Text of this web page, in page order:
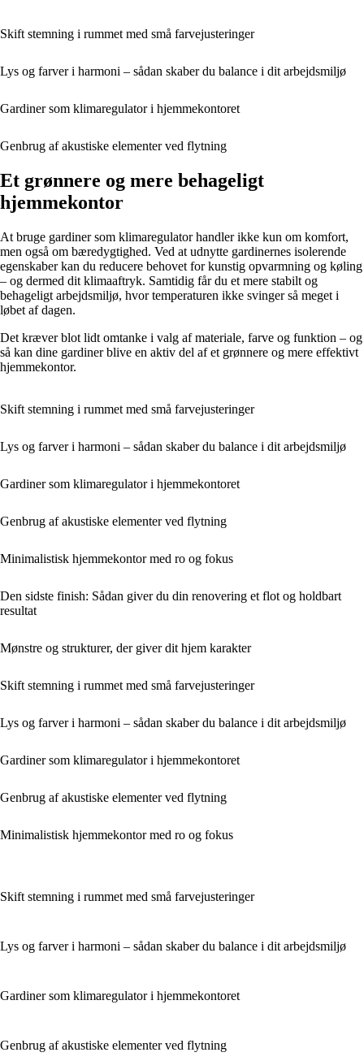
Skift stemning i rummet med små farvejusteringer
Lys og farver i harmoni – sådan skaber du balance i dit arbejdsmiljø
Gardiner som klimaregulator i hjemmekontoret
Genbrug af akustiske elementer ved flytning
Et grønnere og mere behageligt
hjemmekontor
At bruge gardiner som klimaregulator handler ikke kun om komfort,
men også om bæredygtighed. Ved at udnytte gardinernes isolerende
egenskaber kan du reducere behovet for kunstig opvarmning og køling
– og dermed dit klimaaftryk. Samtidig får du et mere stabilt og
behageligt arbejdsmiljø, hvor temperaturen ikke svinger så meget i
løbet af dagen.
Det kræver blot lidt omtanke i valg af materiale, farve og funktion – og
så kan dine gardiner blive en aktiv del af et grønnere og mere effektivt
hjemmekontor.
Skift stemning i rummet med små farvejusteringer
Lys og farver i harmoni – sådan skaber du balance i dit arbejdsmiljø
Gardiner som klimaregulator i hjemmekontoret
Genbrug af akustiske elementer ved flytning
Minimalistisk hjemmekontor med ro og fokus
Den sidste finish: Sådan giver du din renovering et flot og holdbart
resultat
Mønstre og strukturer, der giver dit hjem karakter
Skift stemning i rummet med små farvejusteringer
Lys og farver i harmoni – sådan skaber du balance i dit arbejdsmiljø
Gardiner som klimaregulator i hjemmekontoret
Genbrug af akustiske elementer ved flytning
Minimalistisk hjemmekontor med ro og fokus
Skift stemning i rummet med små farvejusteringer
Lys og farver i harmoni – sådan skaber du balance i dit arbejdsmiljø
Gardiner som klimaregulator i hjemmekontoret
Genbrug af akustiske elementer ved flytning